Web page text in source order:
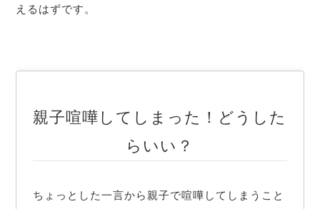
えるはずです。
親子喧嘩してしまった！どうした
らいい？
ちょっとした一言から親子で喧嘩してしまうこと